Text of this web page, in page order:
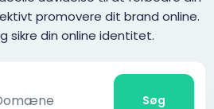
promovere dit brand online.
sikre din online identitet.
Søg